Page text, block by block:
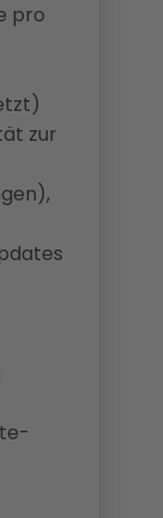
pro
zur